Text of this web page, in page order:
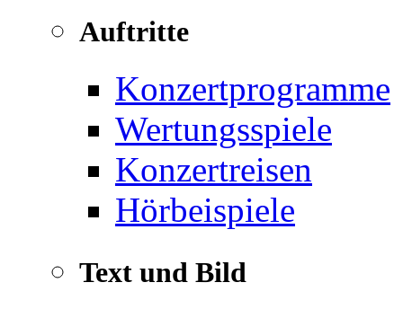
Auftritte
Konzertprogramme
Wertungsspiele
Konzertreisen
Hörbeispiele
Text und Bild